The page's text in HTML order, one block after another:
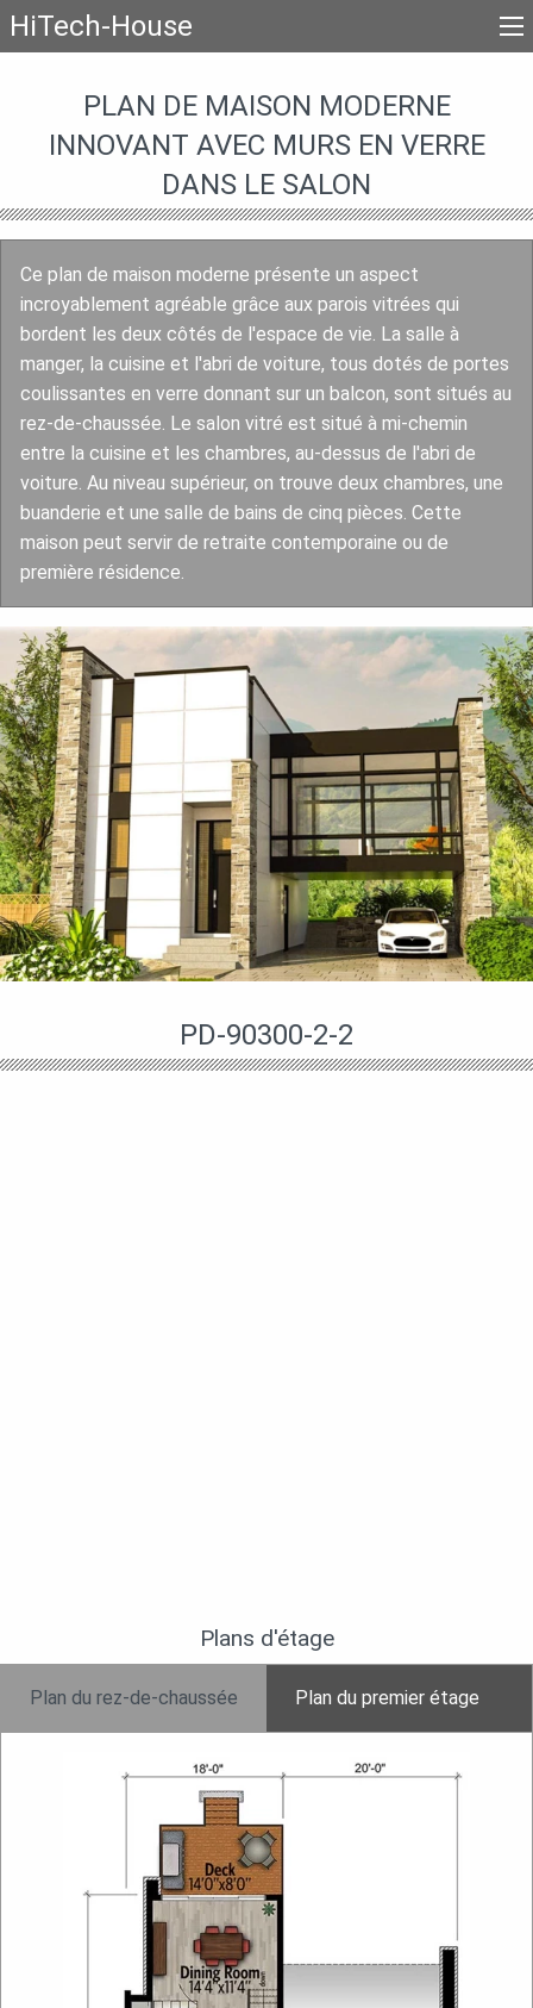
HiTech-House
PLAN DE MAISON MODERNE
INNOVANT AVEC MURS EN VERRE
DANS LE SALON
Ce plan de maison moderne présente un aspect
incroyablement agréable grâce aux parois vitrées qui
bordent les deux côtés de l'espace de vie. La salle à
manger, la cuisine et l'abri de voiture, tous dotés de portes
coulissantes en verre donnant sur un balcon, sont situés au
rez-de-chaussée. Le salon vitré est situé à mi-chemin
entre la cuisine et les chambres, au-dessus de l'abri de
voiture. Au niveau supérieur, on trouve deux chambres, une
buanderie et une salle de bains de cinq pièces. Cette
maison peut servir de retraite contemporaine ou de
première résidence.
PD-90300-2-2
Plans d'étage
Plan du rez-de-chaussée Plan du premier étage